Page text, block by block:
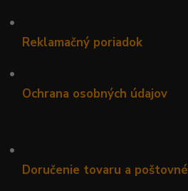
•
Reklamačný poriadok
•
Ochrana osobných údajov
•
Doručenie tovaru a poštovné